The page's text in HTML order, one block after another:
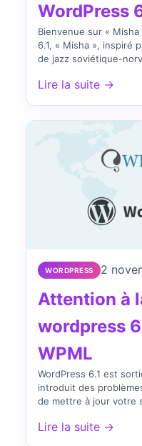
WordPress
Bienvenue sur «
6.1, « Misha », inspiré
de jazz soviétique-
Lire la suite →
WORDPRESS 2
Attention à
wordpress
WPML
WordPress 6.1 est
introduit des
de mettre à jour votre
Lire la suite →